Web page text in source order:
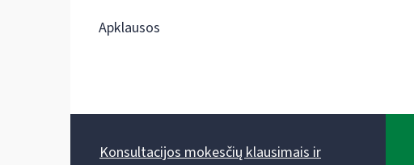
Apklausos
Konsultacijos mokesčių klausimais ir